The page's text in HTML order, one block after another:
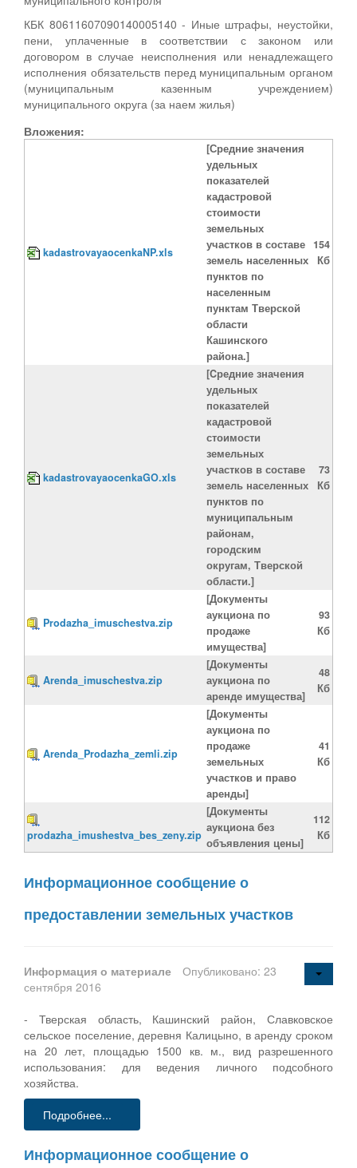
КБК 80611607090140005140 - Иные штрафы, неустойки,
пени, уплаченные в соответствии с законом или
договором в случае неисполнения или ненадлежащего
исполнения обязательств перед муниципальным органом
(муниципальным казенным учреждением)
муниципального округа (за наем жилья)
Вложения:
kadastrovayaocenkaNP.xls
[Средние значения
удельных
показателей
кадастровой
стоимости
земельных
участков в составе
земель населенных
пунктов по
населенным
пунктам Тверской
области
Кашинского
района.]
154
Кб
kadastrovayaocenkaGO.xls
[Cредние значения
удельных
показателей
кадастровой
стоимости
земельных
участков в составе
земель населенных
пунктов по
муниципальным
районам,
городским
округам, Тверской
области.]
73
Кб
Prodazha_imuschestva.zip
[Документы
аукциона по
продаже
имущества]
93
Кб
Arenda_imuschestva.zip
[Документы
аукциона по
аренде имущества]
48
Кб
Arenda_Prodazha_zemli.zip
[Документы
аукциона по
продаже
земельных
участков и право
аренды]
41
Кб
prodazha_imushestva_bes_zeny.zip
[Документы
аукциона без
объявления цены]
112
Кб
Информационное сообщение о
предоставлении земельных участков
Информация о материале
Опубликовано: 23
сентября 2016
- Тверская область, Кашинский район, Славковское
сельское поселение, деревня Калицыно, в аренду сроком
на 20 лет, площадью 1500 кв. м., вид разрешенного
использования: для ведения личного подсобного
хозяйства.
Подробнее...
Информационное сообщение о